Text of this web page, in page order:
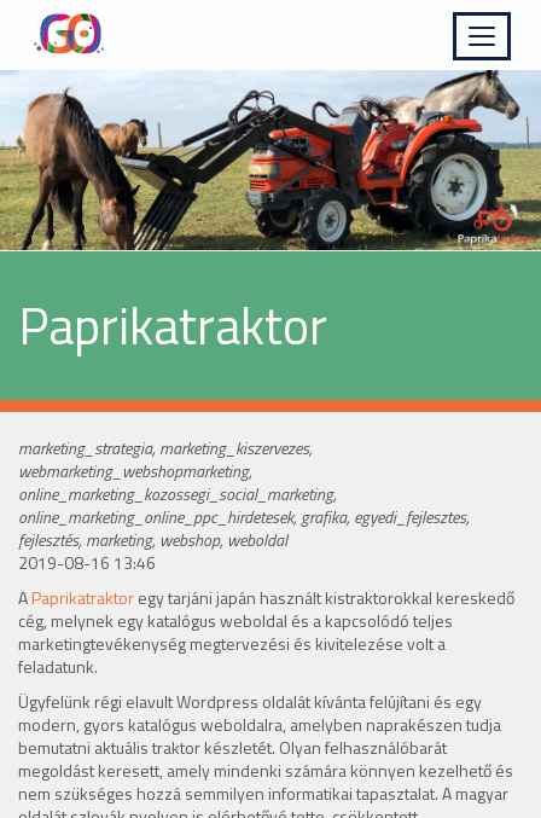
Kinyit
Paprikatraktor
marketing_strategia, marketing_kiszervezes,
webmarketing_webshopmarketing,
online_marketing_kozossegi_social_marketing,
online_marketing_online_ppc_hirdetesek, grafika, egyedi_fejlesztes,
fejlesztés, marketing, webshop, weboldal
2019-08-16 13:46
APaprikatraktoregy tarjáni japán használt kistraktorokkal kereskedő
cég, melynek egy katalógus weboldal és a kapcsolódó teljes
marketingtevékenység megtervezési és kivitelezése volt a
feladatunk.
Ügyfelünk régi elavult Wordpress oldalát kívánta felújítani és egy
modern, gyors katalógus weboldalra, amelyben naprakészen tudja
bemutatni aktuális traktor készletét. Olyan felhasználóbarát
megoldást keresett, amely mindenki számára könnyen kezelhető és
nem szükséges hozzá semmilyen informatikai tapasztalat. A magyar